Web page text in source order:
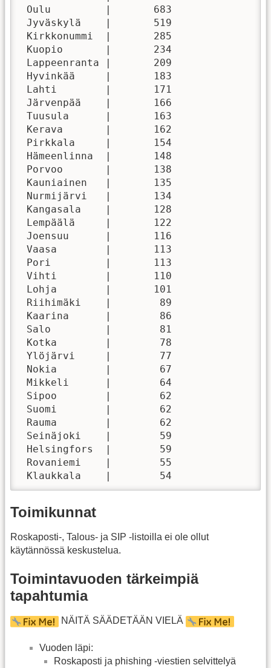
Oulu         |       683
Jyväskylä    |       519
Kirkkonummi  |       285
Kuopio       |       234
Lappeenranta |       209
Hyvinkää     |       183
Lahti        |       171
Järvenpää    |       166
Tuusula      |       163
Kerava       |       162
Pirkkala     |       154
Hämeenlinna  |       148
Porvoo       |       138
Kauniainen   |       135
Nurmijärvi   |       134
Kangasala    |       128
Lempäälä     |       122
Joensuu      |       116
Vaasa        |       113
Pori         |       113
Vihti        |       110
Lohja        |       101
Riihimäki    |        89
Kaarina      |        86
Salo         |        81
Kotka        |        78
Ylöjärvi     |        77
Nokia        |        67
Mikkeli      |        64
Sipoo        |        62
Suomi        |        62
Rauma        |        62
Seinäjoki    |        59
Helsingfors  |        59
Rovaniemi    |        55
Klaukkala    |        54
Toimikunnat
Roskaposti-, Talous- ja SIP -listoilla ei ole ollut
käytännössä keskustelua.
Toimintavuoden tärkeimpiä
tapahtumia
NÄITÄ SÄÄDETÄÄN VIELÄ
Vuoden läpi:
Roskaposti ja phishing -viestien selvittelyä